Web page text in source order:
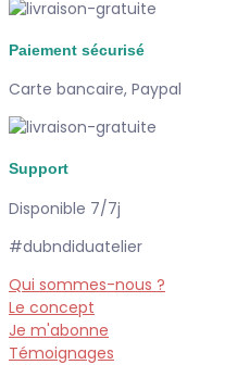
Paiement sécurisé
Carte bancaire, Paypal
Support
Disponible 7/7j
#dubndiduatelier
Qui sommes-nous ?
Le concept
Je m'abonne
Témoignages